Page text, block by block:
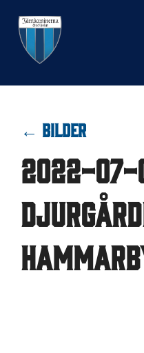
innehåll
← BILDER
2022-07-